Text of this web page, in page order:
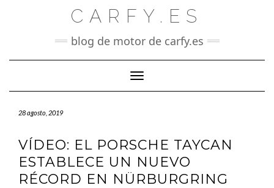
CARFY.ES
blog de motor de carfy.es
Cambiar modo de navegación
28 agosto, 2019
VÍDEO: EL PORSCHE TAYCAN
ESTABLECE UN NUEVO
RÉCORD EN NÜRBURGRING